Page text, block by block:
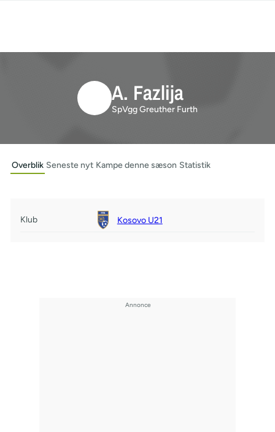
A. Fazlija
SpVgg Greuther Furth
Overblik Seneste nyt Kampe denne sæson Statistik
Klub Kosovo U21